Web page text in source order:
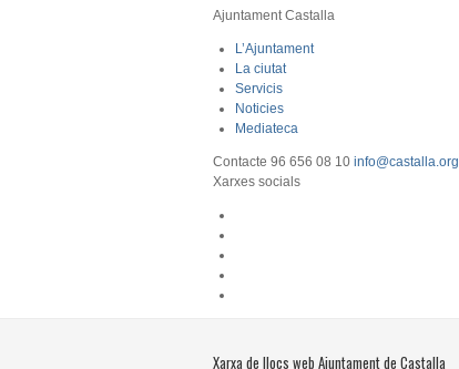
Ajuntament Castalla
L’Ajuntament
La ciutat
Servicis
Noticies
Mediateca
Contacte 96 656 08 10 info@castalla.org
Xarxes socials
Xarxa de llocs web Ajuntament de Castalla